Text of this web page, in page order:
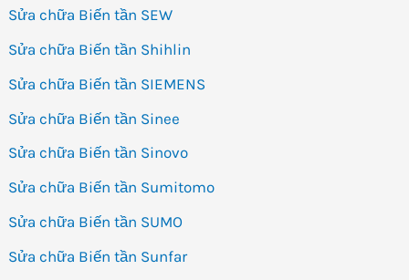
Sửa chữa Biến tần SEW
Sửa chữa Biến tần Shihlin
Sửa chữa Biến tần SIEMENS
Sửa chữa Biến tần Sinee
Sửa chữa Biến tần Sinovo
Sửa chữa Biến tần Sumitomo
Sửa chữa Biến tần SUMO
Sửa chữa Biến tần Sunfar